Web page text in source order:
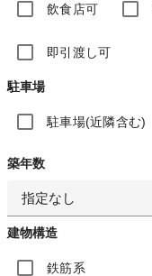
飲食店可
即引渡し可
駐車場
駐車場(近隣含む)
築年数
指定なし
建物構造
鉄筋系